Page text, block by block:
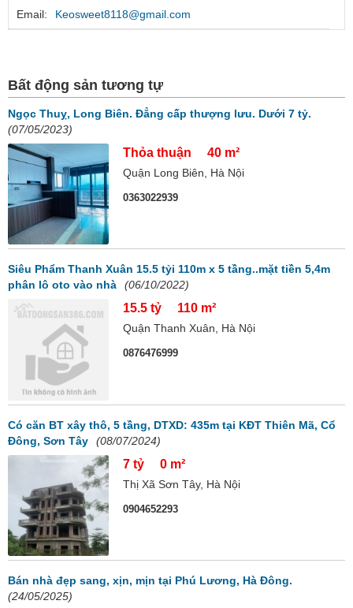
Email: Keosweet8118@gmail.com
Bất động sản tương tự
Ngọc Thuỵ, Long Biên. Đẳng cấp thượng lưu. Dưới 7 tỷ.
(07/05/2023)
Thỏa thuận 40 m²
Quận Long Biên, Hà Nội
0363022939
Siêu Phẩm Thanh Xuân 15.5 tỷi 110m x 5 tầng..mặt tiền 5,4m
phân lô oto vào nhà
(06/10/2022)
15.5 tỷ 110 m²
Quận Thanh Xuân, Hà Nội
0876476999
Có căn BT xây thô, 5 tầng, DTXD: 435m tại KĐT Thiên Mã, Cổ
Đông, Sơn Tây
(08/07/2024)
7 tỷ 0 m²
Thị Xã Sơn Tây, Hà Nội
0904652293
Bán nhà đẹp sang, xịn, mịn tại Phú Lương, Hà Đông.
(24/05/2025)